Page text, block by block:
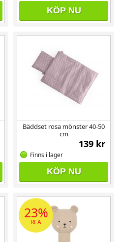
KÖP NU
Bäddset rosa mönster 40-50
cm
139 kr
Finns i lager
KÖP NU
23%
REA